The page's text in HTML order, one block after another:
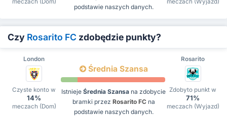
meczach (Dom)
podstawie naszych danych.
meczach (Wyjazd)
Czy Rosarito FC zdobędzie punkty?
London Rosarito
Czyste konto w
14%
meczach (Dom)
Średnia Szansa
Istnieje Średnia Szansa na zdobycie
bramki przez Rosarito FCna
podstawie naszych danych.
Zdobyto punkt w
71%
meczach (Wyjazd)